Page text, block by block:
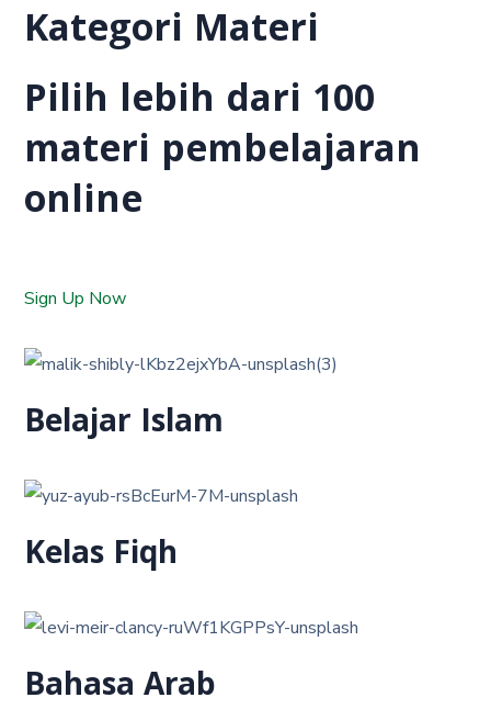
Kategori Materi
Pilih lebih dari 100
materi pembelajaran
online
Sign Up Now
Belajar Islam
Kelas Fiqh
Bahasa Arab